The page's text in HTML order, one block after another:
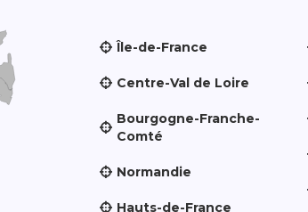
Île-de-France
Centre-Val de Loire
Bourgogne-Franche-
Comté
Normandie
Hauts-de-France